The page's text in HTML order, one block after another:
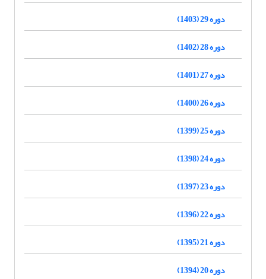
دوره 29 (1403)
دوره 28 (1402)
دوره 27 (1401)
دوره 26 (1400)
دوره 25 (1399)
دوره 24 (1398)
دوره 23 (1397)
دوره 22 (1396)
دوره 21 (1395)
دوره 20 (1394)